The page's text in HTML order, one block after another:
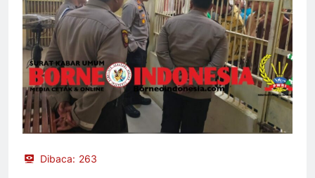
Dibaca: 263